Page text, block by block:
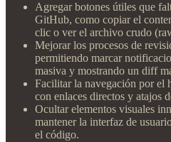
Agregar botones útiles que
GitHub, como copiar el
clic o ver el archivo crudo
Mejorar los procesos de
permitiendo marcar
masiva y mostrando un diff
Facilitar la navegación por el
con enlaces directos y atajos
Ocultar elementos visuales
mantener la interfaz de
el código.